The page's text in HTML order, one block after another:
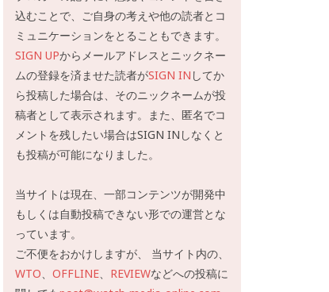
込むことで、ご自身の考えや他の読者とコ
ミュニケーションをとることもできます。
SIGN UPからメールアドレスとニックネー
ムの登録を済ませた読者がSIGN IN してか
ら投稿した場合は、そのニックネームが投
稿者として表示されます。また、匿名でコ
メントを残したい場合はSIGN INしなくと
も投稿が可能になりました。
当サイトは現在、一部コンテンツが開発中
もしくは自動投稿できない形での運営とな
っています。
ご不便をおかけしますが、 当サイト内の、
WTO
OFFLINE REVIEWなどへの投稿に